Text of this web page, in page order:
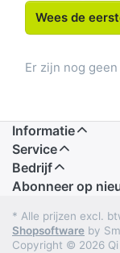
Wees de
Er zijn nog
Informatie
Service
Bedrijf
Abonneer op
* Alle prijzen excl.
Shopsoftware by
Copyright © 2026